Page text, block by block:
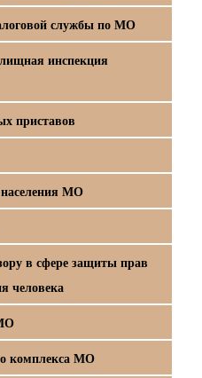
службы по МО
инспекция
приставов
населения МО
в сфере защиты прав
человека
комплекса МО